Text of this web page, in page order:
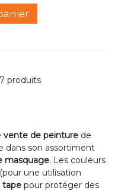
produits
vente de peinture de
dans son assortiment
masquage. Les couleurs
une utilisation
tape pour protéger des